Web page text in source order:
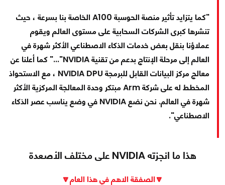
"كما يتزايد تأثير منصة الحوسبة A100 الخاصة بنا بسرعة ، حيث
تنشرها كبرى الشركات السحابية على مستوى العالم ويقوم
عملاؤنا بنقل بعض خدمات الذكاء الاصطناعي الأكثر شهرة في
العالم إلى مرحلة الإنتاج بدعم من تقنية NVIDIA"..." كما أعلنا عن
معالج مركز البيانات القابل للبرمجة NVIDIA DPU ، مع الاستحواذ
المخطط له على شركة Arm مبتكر وحدة المعالجة المركزية الأكثر
شهرة في العالم. نحن نضع NVIDIA في وضع يناسب عصر الذكاء
الاصطناعي".
هذا ما انجزته NVIDIA على مختلف الأصعدة
🔽الصفقة الاهم في هذا العام🔽